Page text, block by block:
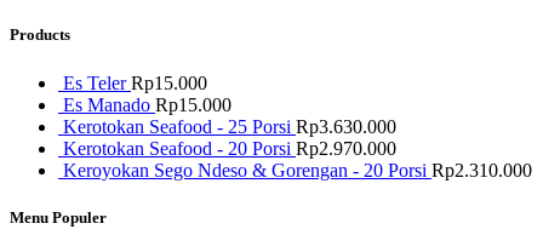
Products
Es TelerRp15.000
Es Manado Rp15.000
Kerotokan Seafood - 25 Porsi Rp3.630.000
Kerotokan Seafood - 20 Porsi Rp2.970.000
Keroyokan Sego Ndeso & Gorengan - 20 Porsi Rp2.310.000
Menu Populer